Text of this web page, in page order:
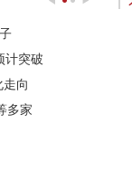
计突破
向
多家